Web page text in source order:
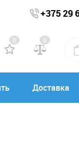
+375 29
0 0
Доставка